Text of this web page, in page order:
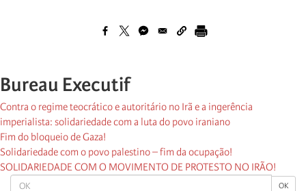
OK OK
Bureau Executif
Contra o regime teocrático e autoritário no Irã e a ingerência
imperialista: solidariedade com a luta do povo iraniano
Fim do bloqueio de Gaza!
Solidariedade com o povo palestino – fim da ocupação!
SOLIDARIEDADE COM O MOVIMENTO DE PROTESTO NO IRÃO!